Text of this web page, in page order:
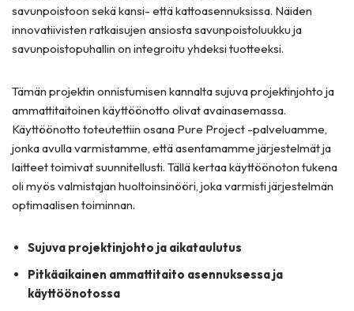
savunpoistoon sekä kansi- että kattoasennuksissa. Näiden
innovatiivisten ratkaisujen ansiosta savunpoistoluukku ja
savunpoistopuhallin on integroitu yhdeksi tuotteeksi.
Tämän projektin onnistumisen kannalta sujuva projektinjohto ja
ammattitaitoinen käyttöönotto olivat avainasemassa.
Käyttöönotto toteutettiin osana Pure Project -palveluamme,
jonka avulla varmistamme, että asentamamme järjestelmät ja
laitteet toimivat suunnitellusti. Tällä kertaa käyttöönoton tukena
oli myös valmistajan huoltoinsinööri, joka varmisti järjestelmän
optimaalisen toiminnan.
Sujuva projektinjohto ja aikataulutus
Pitkäaikainen ammattitaito asennuksessa ja
käyttöönotossa